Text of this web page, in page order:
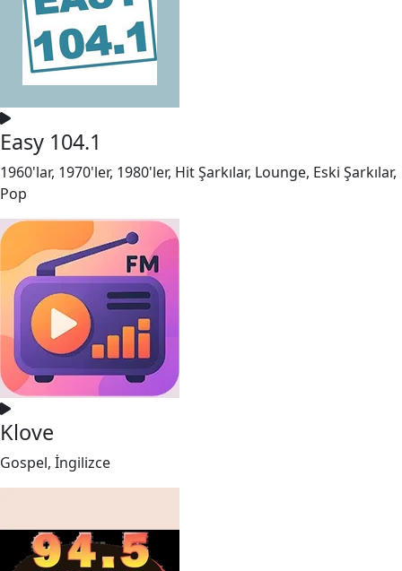
Easy 104.1
1960'lar, 1970'ler, 1980'ler, Hit Şarkılar, Lounge, Eski Şarkılar,
Pop
Klove
Gospel, İngilizce